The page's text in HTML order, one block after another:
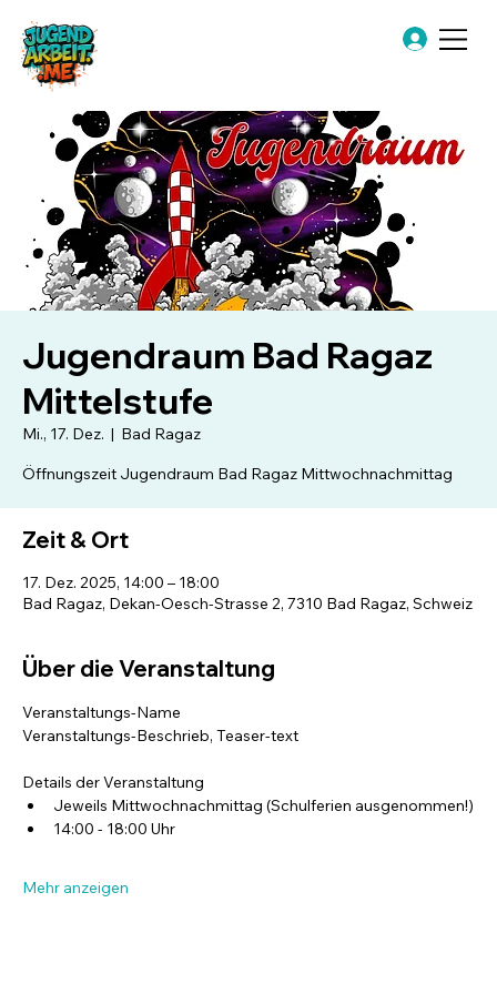
Jugendraum Bad Ragaz
Mittelstufe
Mi., 17. Dez.
  |
Bad Ragaz
Öffnungszeit Jugendraum Bad Ragaz Mittwochnachmittag
Zeit & Ort
17. Dez. 2025, 14:00 – 18:00
Bad Ragaz, Dekan-Oesch-Strasse 2, 7310 Bad Ragaz, Schweiz
Über die Veranstaltung
Veranstaltungs-Name
Veranstaltungs-Beschrieb, Teaser-text
Details der Veranstaltung
Jeweils Mittwochnachmittag (Schulferien ausgenommen!)
14:00 - 18:00 Uhr
Mehr anzeigen